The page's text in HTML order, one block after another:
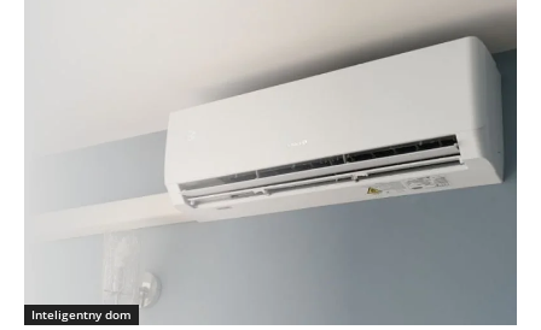
Inteligentny dom